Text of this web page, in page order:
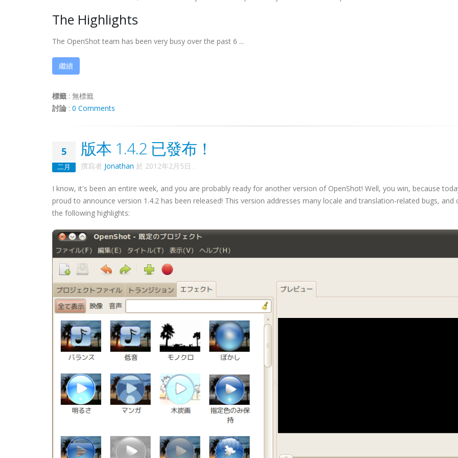
The Highlights
The OpenShot team has been very busy over the past 6 ...
繼續
標籤 : 無標籤
討論 : 0 Comments
5
二月
版本 1.4.2 已發布！
撰寫者 Jonathan 於 2012年2月5日 .
I know, it's been an entire week, and you are probably ready for another version of OpenShot! Well, you win, because
proud to announce version 1.4.2 has been released! This version addresses many locale and translation-related bugs, and
the following highlights: